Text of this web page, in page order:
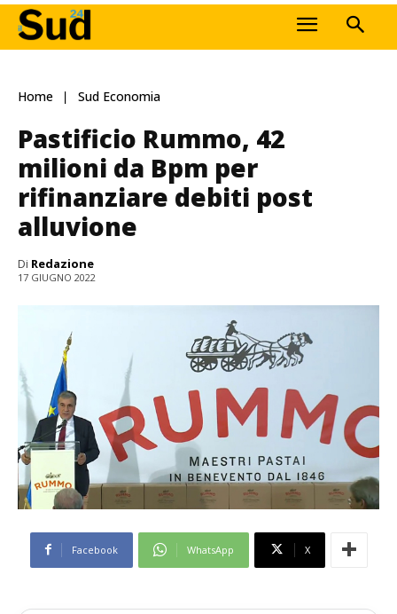
Home Sud Economia
Pastificio Rummo, 42
milioni da Bpm per
rifinanziare debiti post
alluvione
Di Redazione
17 GIUGNO 2022
Facebook WhatsApp X